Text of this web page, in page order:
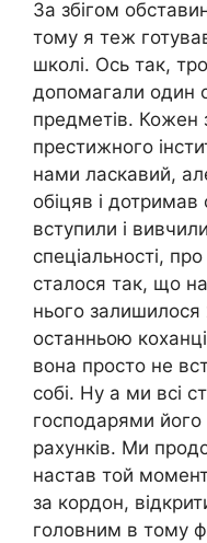
За збігом
тому я теж
школі. Ось так,
допомагали один
предметів. Кожен
престижного
нами ласкавий,
обіцяв і
вступили і
спеціальності,
сталося так, що
нього
останньою
вона просто не
собі. Ну а ми всі
господарями його
рахунків. Ми
настав той
за кордон,
головним в тому